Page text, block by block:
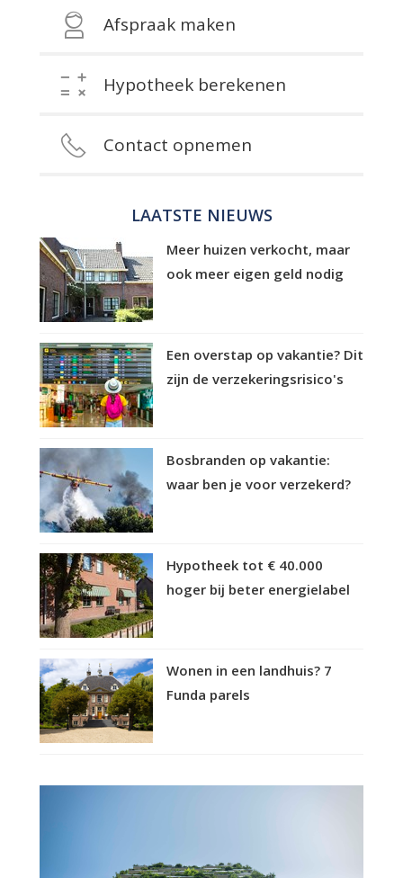
Afspraak maken
Hypotheek berekenen
Contact opnemen
LAATSTE NIEUWS
Meer huizen verkocht, maar
ook meer eigen geld nodig
Een overstap op vakantie? Dit
zijn de verzekeringsrisico's
Bosbranden op vakantie:
waar ben je voor verzekerd?
Hypotheek tot € 40.000
hoger bij beter energielabel
Wonen in een landhuis? 7
Funda parels